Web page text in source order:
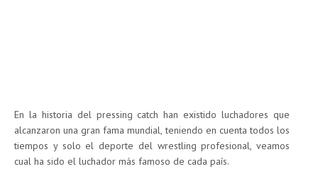
En la historia del pressing catch han existido luchadores que
alcanzaron una gran fama mundial, teniendo en cuenta todos los
tiempos y solo el deporte del wrestling profesional, veamos
cual ha sido el luchador más famoso de cada país.